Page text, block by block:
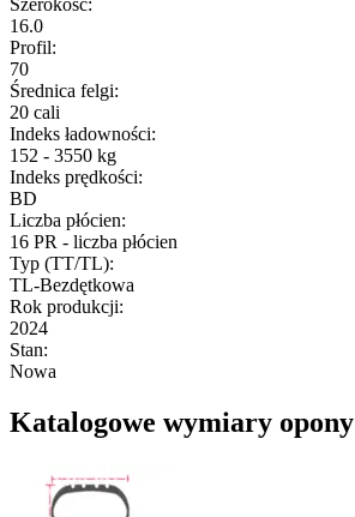
16.0
Profil:
70
Średnica felgi:
20 cali
Indeks ładowności:
152 - 3550 kg
Indeks prędkości:
BD
Liczba płócien:
16 PR - liczba płócien
Typ (TT/TL):
TL-Bezdętkowa
Rok produkcji:
2024
Stan:
Nowa
Katalogowe wymiary opony